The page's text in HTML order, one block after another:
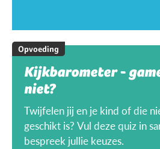
Opvoeding
Kijkbarometer -
niet?
Twijfelen jij en je kind of die
geschikt is? Vul deze quiz in
bespreek jullie keuzes.